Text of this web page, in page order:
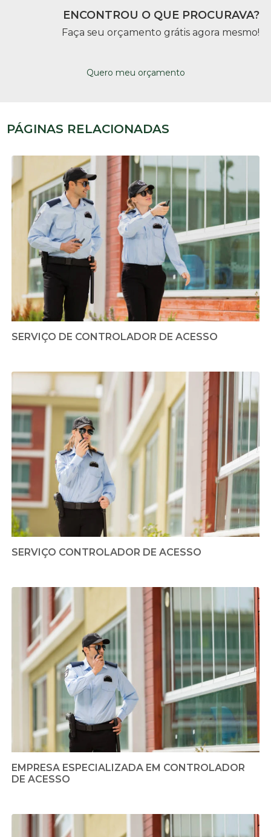
ENCONTROU O QUE PROCURAVA?
Faça seu orçamento grátis agora mesmo!
Quero meu orçamento
PÁGINAS RELACIONADAS
SERVIÇO DE CONTROLADOR DE ACESSO
SERVIÇO CONTROLADOR DE ACESSO
EMPRESA ESPECIALIZADA EM CONTROLADOR
DE ACESSO